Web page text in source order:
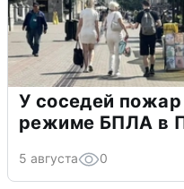
У соседей
режиме БПЛА в
5 августа 0